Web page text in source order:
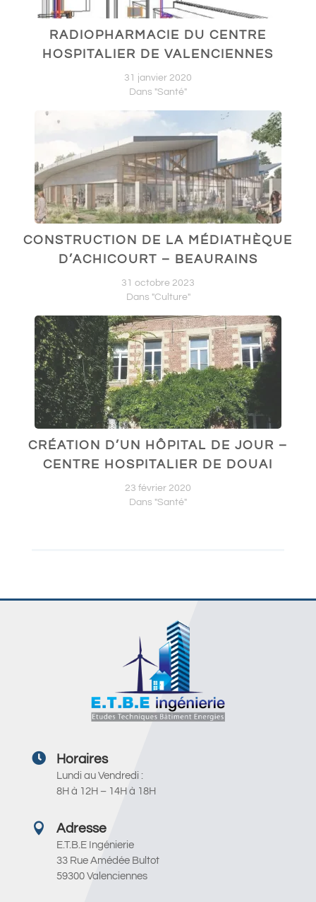
RADIOPHARMACIE DU CENTRE
HOSPITALIER DE VALENCIENNES
31 janvier 2020
Dans "Santé"
CONSTRUCTION DE LA MÉDIATHÈQUE
D’ACHICOURT – BEAURAINS
31 octobre 2023
Dans "Culture"
CRÉATION D’UN HÔPITAL DE JOUR –
CENTRE HOSPITALIER DE DOUAI
23 février 2020
Dans "Santé"
 Horaires
Lundi au Vendredi :
8H à 12H – 14H à 18H
 Adresse
E.T.B.E Ingénierie
33 Rue Amédée Bultot
59300 Valenciennes